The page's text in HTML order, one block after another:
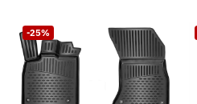
-25%